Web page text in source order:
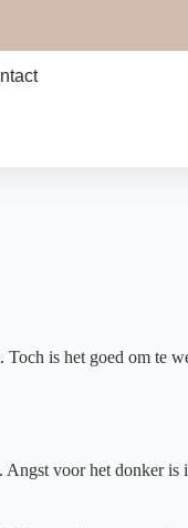
is het goed om te
voor het donker is